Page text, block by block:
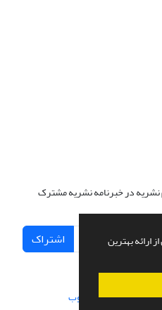
ارائه بهترین
نشریه در خبرنامه نشریه مشترک
اشتراک
و پیاده سازی از سیناوب